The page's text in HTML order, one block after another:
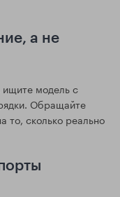
а не
ищите модель с
Обращайте
то, сколько реально